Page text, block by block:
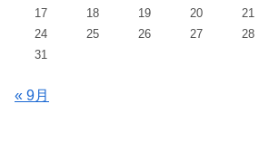
17
18 19 20 21
24
25 26 27 28
31
« 9月